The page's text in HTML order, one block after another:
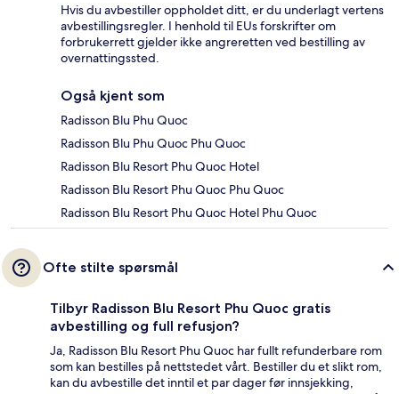
Hvis du avbestiller oppholdet ditt, er du underlagt vertens
avbestillingsregler. I henhold til EUs forskrifter om
forbrukerrett gjelder ikke angreretten ved bestilling av
overnattingssted.
Også kjent som
Radisson Blu Phu Quoc
Radisson Blu Phu Quoc Phu Quoc
Radisson Blu Resort Phu Quoc Hotel
Radisson Blu Resort Phu Quoc Phu Quoc
Radisson Blu Resort Phu Quoc Hotel Phu Quoc
Ofte stilte spørsmål
Tilbyr Radisson Blu Resort Phu Quoc gratis
avbestilling og full refusjon?
Ja, Radisson Blu Resort Phu Quoc har fullt refunderbare rom
som kan bestilles på nettstedet vårt. Bestiller du et slikt rom,
kan du avbestille det inntil et par dager før innsjekking,